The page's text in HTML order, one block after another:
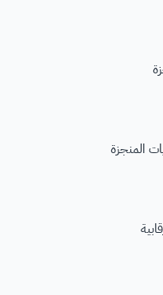
المنجزة